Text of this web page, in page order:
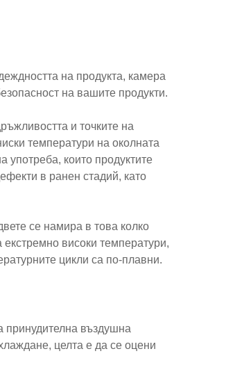
на продукта, камера
на вашите продукти.
и точките на
температури на околната
употреба, които продуктите
в ранен стадий, като
се намира в това колко
високи температури,
цикли са по-плавни.
принудителна въздушна
целта е да се оцени